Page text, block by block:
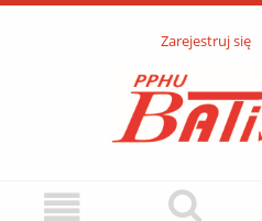
Zarejestruj się